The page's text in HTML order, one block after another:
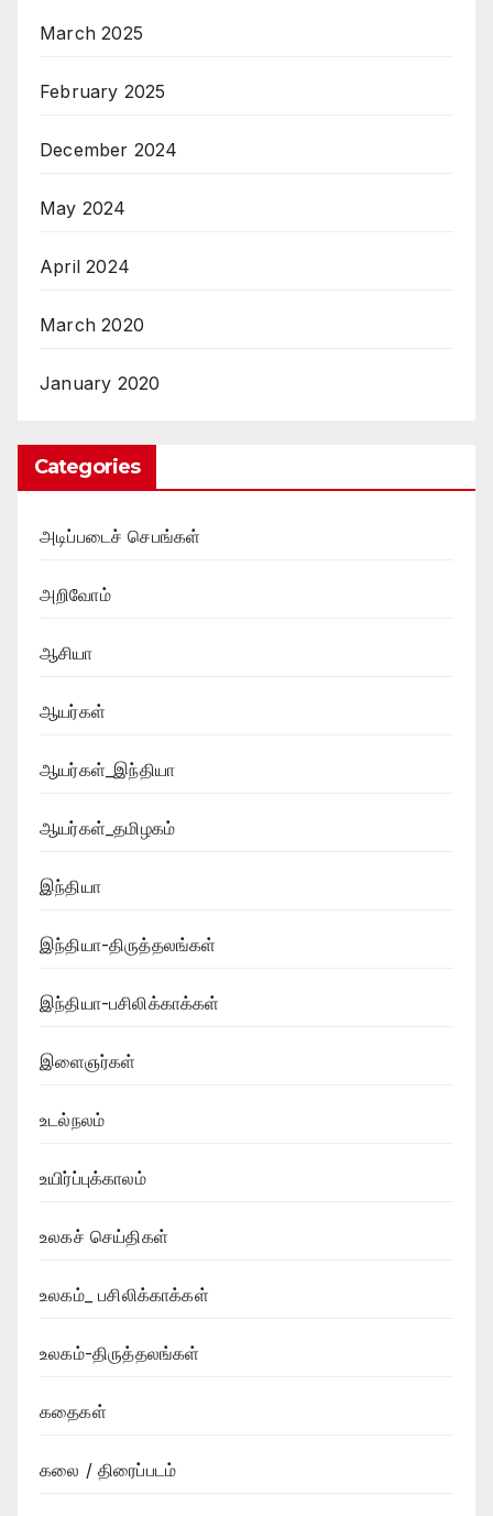
March 2025
February 2025
December 2024
May 2024
April 2024
March 2020
January 2020
Categories
அடிப்படைச் செபங்கள்
அறிவோம்
ஆசியா
ஆயர்கள்
ஆயர்கள்_இந்தியா
ஆயர்கள்_தமிழகம்
இந்தியா
இந்தியா-திருத்தலங்கள்
இந்தியா-பசிலிக்காக்கள்
இளைஞர்கள்
உடல்நலம்
உயிர்ப்புக்காலம்
உலகச் செய்திகள்
உலகம்_ பசிலிக்காக்கள்
உலகம்-திருத்தலங்கள்
கதைகள்
கலை / திரைப்படம்